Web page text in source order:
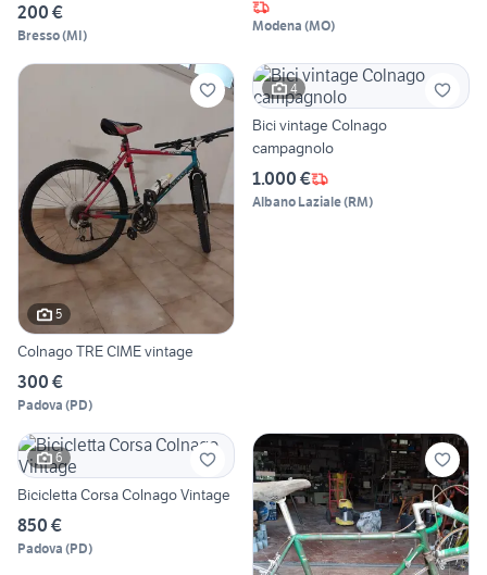
200 €
Bresso(MI)
Modena (MO)
5
Colnago TRE CIME vintage
300 €
Padova (PD)
4
Bici vintage Colnago
campagnolo
1.000 €
Albano Laziale(RM)
6
Bicicletta Corsa Colnago Vintage
850 €
Padova (PD)